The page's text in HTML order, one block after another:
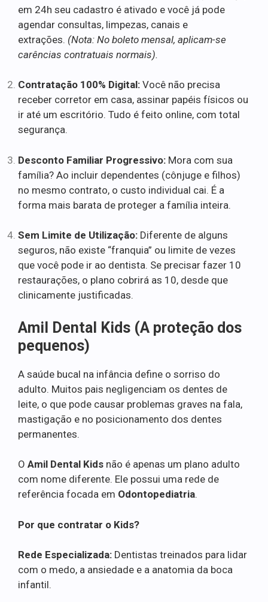
em 24h seu cadastro é ativado e você já pode
agendar consultas, limpezas, canais e
extrações. (Nota: No boleto mensal, aplicam-se
carências contratuais normais).
Contratação 100% Digital: Você não precisa
receber corretor em casa, assinar papéis físicos ou
ir até um escritório. Tudo é feito online, com total
segurança.
Desconto Familiar Progressivo: Mora com sua
família? Ao incluir dependentes (cônjuge e filhos)
no mesmo contrato, o custo individual cai. É a
forma mais barata de proteger a família inteira.
Sem Limite de Utilização: Diferente de alguns
seguros, não existe “franquia” ou limite de vezes
que você pode ir ao dentista. Se precisar fazer 10
restaurações, o plano cobrirá as 10, desde que
clinicamente justificadas.
Amil Dental Kids (A proteção dos
pequenos)
A saúde bucal na infância define o sorriso do
adulto. Muitos pais negligenciam os dentes de
leite, o que pode causar problemas graves na fala,
mastigação e no posicionamento dos dentes
permanentes.
O Amil Dental Kids não é apenas um plano adulto
com nome diferente. Ele possui uma rede de
referência focada em Odontopediatria.
Por que contratar o Kids?
Rede Especializada: Dentistas treinados para lidar
com o medo, a ansiedade e a anatomia da boca
infantil.